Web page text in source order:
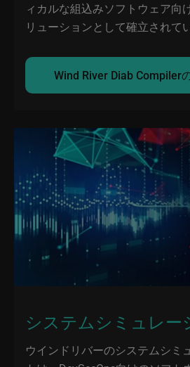
ィカルな組込みソフトウェア向
リューションとして確立されて
Wind River Diab Compiler
システムシミュレー
ウインドリバーのシステムシミ